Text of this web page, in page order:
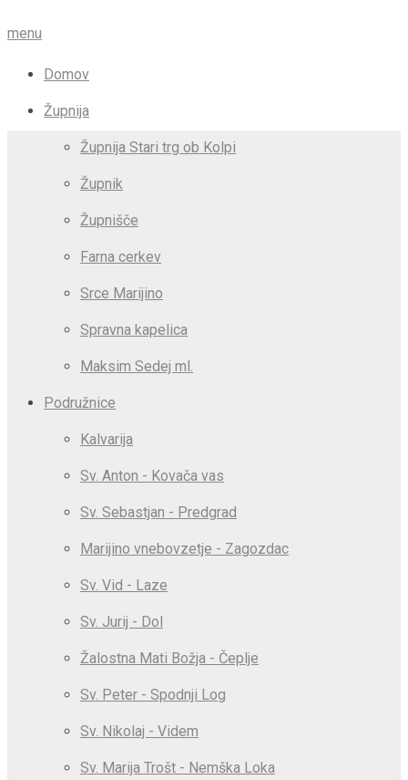
menu
Domov
Župnija
Župnija Stari trg ob Kolpi
Župnik
Župnišče
Farna cerkev
Srce Marijino
Spravna kapelica
Maksim Sedej ml.
Podružnice
Kalvarija
Sv. Anton - Kovača vas
Sv. Sebastjan - Predgrad
Marijino vnebovzetje - Zagozdac
Sv. Vid - Laze
Sv. Jurij - Dol
Žalostna Mati Božja - Čeplje
Sv. Peter - Spodnji Log
Sv. Nikolaj - Videm
Sv. Marija Trošt - Nemška Loka